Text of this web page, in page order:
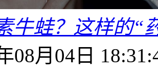
牛蛙？这样的“
08月04日